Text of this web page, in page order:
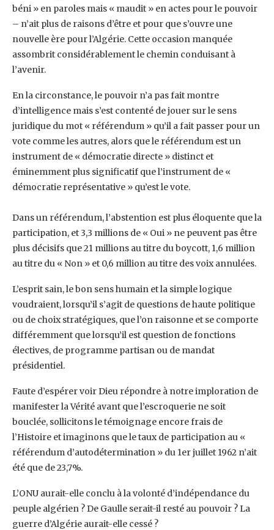
béni » en ‎paroles mais « maudit » en actes pour le pouvoir
– n’ait plus de raisons d’être et pour que ‎s’ouvre une
nouvelle ère pour l’Algérie. Cette occasion manquée
assombrit ‎considérablement le chemin conduisant à
l’avenir. ‎
En la circonstance, le pouvoir n’a pas fait montre
d’intelligence mais s’est contenté de jouer ‎sur le sens
juridique du mot « référendum » qu’il a fait passer pour un
vote comme les ‎autres, alors que le référendum est un
instrument de « démocratie directe » distinct et
‎éminemment plus significatif que l’instrument de «
démocratie représentative » qu’est le ‎vote.
Dans un référendum, l’abstention est plus éloquente que la
participation, et 3,3 millions de ‎‎« Oui » ne peuvent pas être
plus décisifs que 21 millions au titre du boycott, 1,6 million
au ‎titre du « Non » et 0,6 million au titre des voix annulées.‎
L’esprit sain, le bon sens humain et la simple logique
voudraient, lorsqu’il s’agit de questions ‎de haute politique
ou de choix stratégiques, que l’on raisonne et se comporte
différemment ‎que lorsqu’il est question de fonctions
électives, de programme partisan ou de mandat
‎présidentiel.‎
Faute d’espérer voir Dieu répondre à notre imploration de
manifester la Vérité avant que ‎l’escroquerie ne soit
bouclée, sollicitons le témoignage encore frais de
l’Histoire et ‎imaginons que le taux de participation au «
référendum d’autodétermination » du 1er juillet ‎‎1962 n’ait
été que de 23,7%.
L’ONU aurait-elle conclu à la volonté d’indépendance du
peuple ‎algérien ? De Gaulle serait-il resté au pouvoir ? La
guerre d’Algérie aurait-elle cessé ?‎